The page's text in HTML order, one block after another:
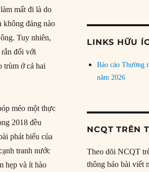
mất đi là do
không đảng nào
Tuy nhiên,
rắn đối với
trùm ở cả hai
méo một thực
2018 đều
phát biểu của
tranh nước
hẹp và ít hào
LINKS HỮU
Báo cáo Thường
năm 2026
NCQT TRÊN
Theo dõi NCQT
thông báo bài viết